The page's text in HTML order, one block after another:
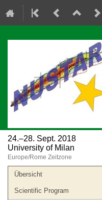
24.–28. Sept. 2018
University of Milan
Europe/Rome Zeitzone
Veranstaltungsmenü
Übersicht
Scientific Program